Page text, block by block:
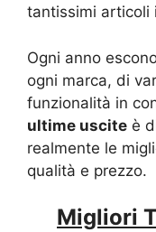
tantissimi articoli
Ogni anno
ogni marca, di
funzionalità in
ultime uscite è
realmente le
qualità e prezzo.
Migliori